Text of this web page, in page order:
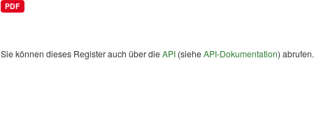
PDF
Sie können dieses Register auch über dieAPI(sieheAPI-Dokumentation) abrufen.